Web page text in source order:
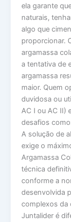
ela garante
naturais,
algo que
proporcionar.
argamassa
a tentativa de
argamassa
maior. Quem
duvidosa ou
AC I ou AC II)
desafios
A solução de
exige o
Argamassa
técnica
conforme a
desenvolvida
complexos da
Juntalider é